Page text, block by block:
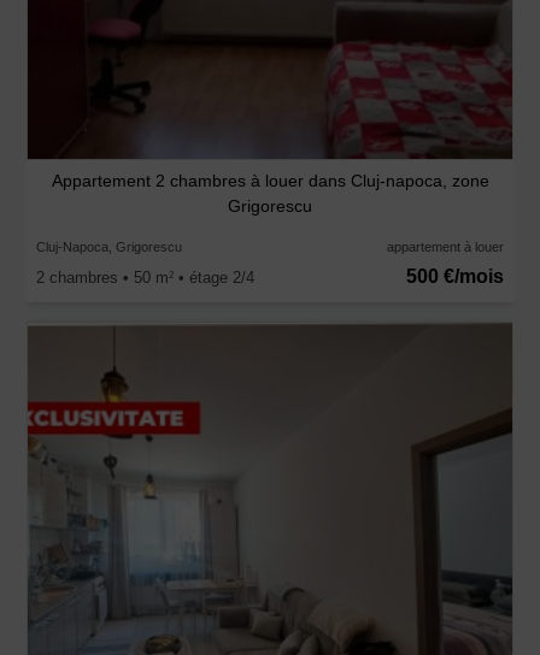
Appartement 2 chambres à louer dans Cluj-napoca, zone
Grigorescu
Cluj-Napoca, Grigorescu appartement à louer
2 chambres • 50 m2 • étage 2/4 500 €/mois